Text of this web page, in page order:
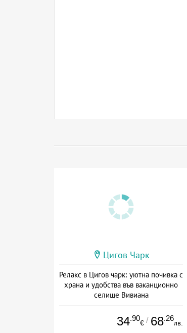
Цигов Чарк
Релакс в Цигов чарк: уютна почивка с
храна и удобства във ваканционно
селище Вивиана
34.90
€ / 68.26
лв.